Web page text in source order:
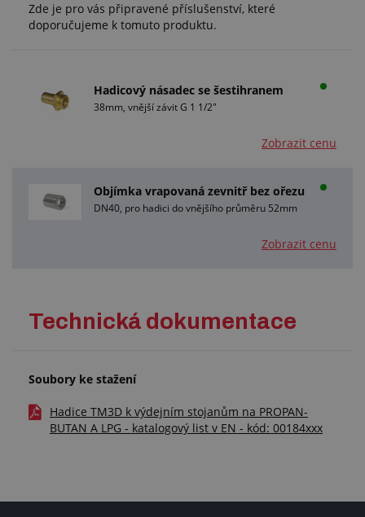
Zde je pro vás připravené příslušenství, které
doporučujeme k tomuto produktu.
Hadicový násadec se šestihranem
38mm, vnější závit G 1 1/2"
Zobrazit cenu
Objímka vrapovaná zevnitř bez ořezu
DN40, pro hadici do vnějšího průměru 52mm
Zobrazit cenu
Technická dokumentace
Soubory ke stažení
Hadice TM3D k výdejním stojanům na PROPAN-
BUTAN A LPG - katalogový list v EN - kód: 00184xxx